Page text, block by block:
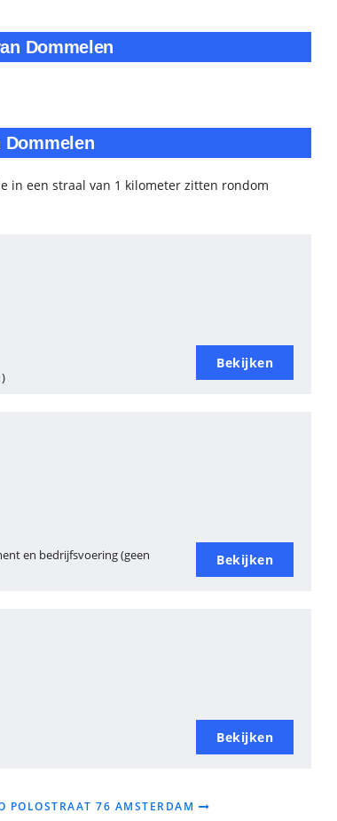
Dommelen
in een straal van 1 kilometer zitten rondom
Bekijken
en bedrijfsvoering (geen
Bekijken
Bekijken
POLOSTRAAT 76 AMSTERDAM